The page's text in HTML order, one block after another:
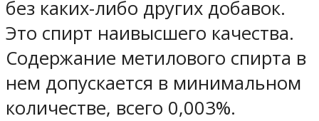
без каких-либо других добавок.
Это спирт наивысшего качества.
Содержание метилового спирта в
нем допускается в минимальном
количестве, всего 0,003%.